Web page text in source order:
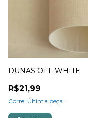
DUNAS OFF WHITE
R$21,99
Corre! Última peça..